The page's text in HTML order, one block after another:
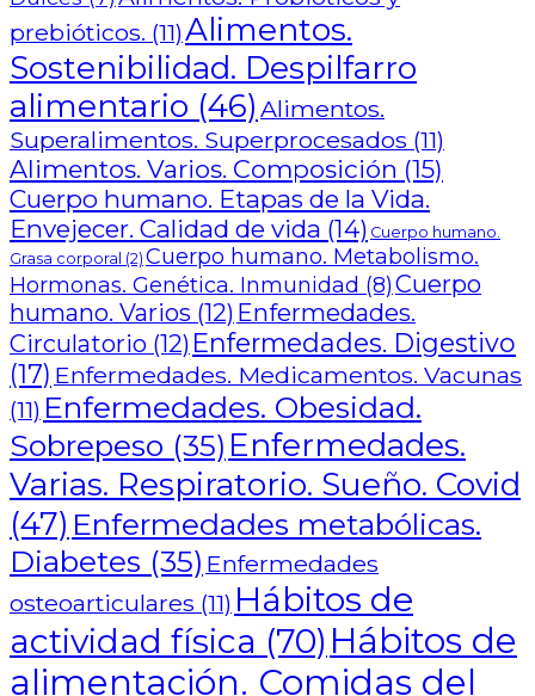
prebióticos. (11)Alimentos.
Sostenibilidad. Despilfarro
alimentario (46) Alimentos.
Superalimentos. Superprocesados (11)
Alimentos. Varios. Composición (15)
Cuerpo humano. Etapas de la Vida.
Envejecer. Calidad de vida (14) Cuerpo humano.
Grasa corporal (2) Cuerpo humano. Metabolismo.
Hormonas. Genética. Inmunidad (8)Cuerpo
humano. Varios (12) Enfermedades.
Circulatorio (12) Enfermedades. Digestivo
(17) Enfermedades. Medicamentos. Vacunas
(11) Enfermedades. Obesidad.
Sobrepeso (35) Enfermedades.
Varias. Respiratorio. Sueño. Covid
(47) Enfermedades metabólicas.
Diabetes (35) Enfermedades
osteoarticulares (11) Hábitos de
actividad física (70) Hábitos de
alimentación. Comidas del